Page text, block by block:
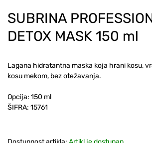
SUBRINA
DETOX MASK 150 ml
Lagana hidratantna maska koja hrani kosu,
kosu mekom, bez otežavanja.
Opcija: 150 ml
ŠIFRA: 15761